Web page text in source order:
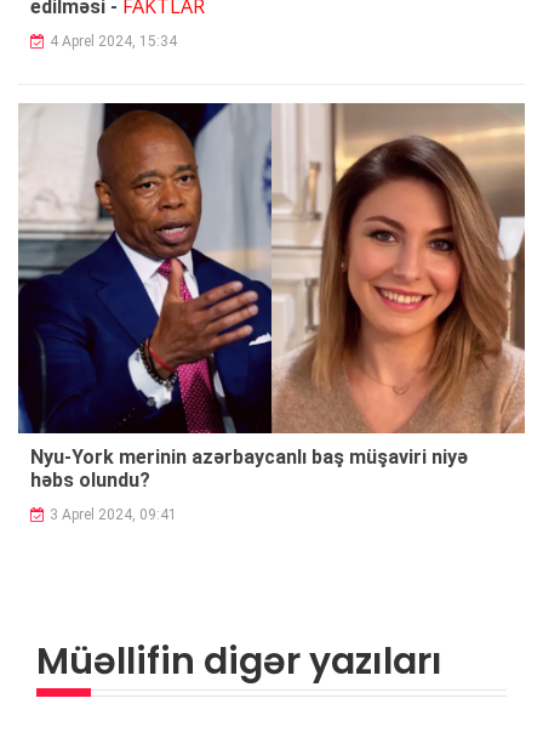
edilməsi - FAKTLAR
4 Aprel 2024, 15:34
Nyu-York merinin azərbaycanlı baş müşaviri niyə
həbs olundu?
3 Aprel 2024, 09:41
Müəllifin digər yazıları